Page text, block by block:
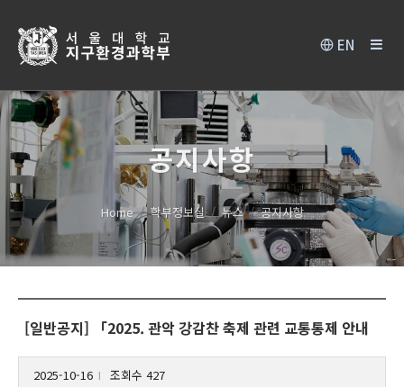
EN
공지사항
Home 학부정보실 뉴스 공지사항
[일반공지] 「2025. 관악 강감찬 축제 관련 교통통제 안내
2025-10-16 조회수 427